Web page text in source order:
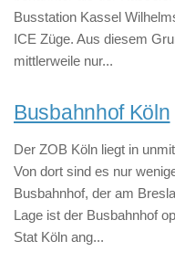
Busstation Kassel
ICE Züge. Aus diesem
mittlerweile nur...
Busbahnhof Köln
Der ZOB Köln liegt in
Von dort sind es nur
Busbahnhof, der am
Lage ist der Busbahnhof
Stat Köln ang...